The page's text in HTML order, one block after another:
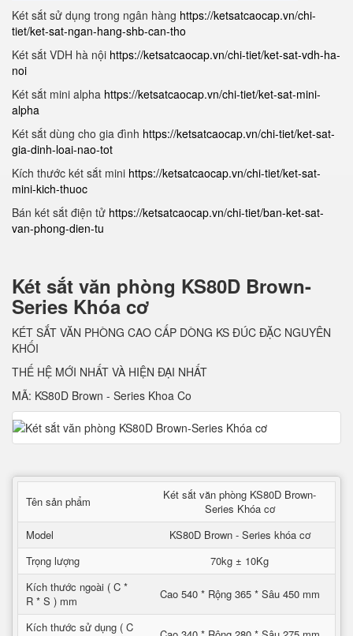
Két sắt sử dụng trong ngân hàng https://ketsatcaocap.vn/chi-
tiet/ket-sat-ngan-hang-shb-can-tho
Két sắt VDH hà nội https://ketsatcaocap.vn/chi-tiet/ket-sat-vdh-ha-
noi
Két sắt mini alpha https://ketsatcaocap.vn/chi-tiet/ket-sat-mini-
alpha
Két sắt dùng cho gia đình https://ketsatcaocap.vn/chi-tiet/ket-sat-
gia-dinh-loai-nao-tot
Kích thước két sắt mini https://ketsatcaocap.vn/chi-tiet/ket-sat-
mini-kich-thuoc
Bán két sắt điện tử https://ketsatcaocap.vn/chi-tiet/ban-ket-sat-
van-phong-dien-tu
Két sắt văn phòng KS80D Brown-
Series Khóa cơ
KÉT SẮT VĂN PHÒNG CAO CẤP DÒNG KS ĐÚC ĐẶC NGUYÊN
KHỐI
THẾ HỆ MỚI NHẤT VÀ HIỆN ĐẠI NHẤT
MÃ: KS80D Brown - Series Khoa Co
Tên sản phẩm
Két sắt văn phòng KS80D Brown-
Series Khóa cơ
Model
KS80D Brown - Series khóa cơ
Trọng lượng
70kg ± 10Kg
Kích thước ngoài ( C *
R * S ) mm
Cao 540 * Rộng 365 * Sâu 450 mm
Kích thước sử dụng ( C